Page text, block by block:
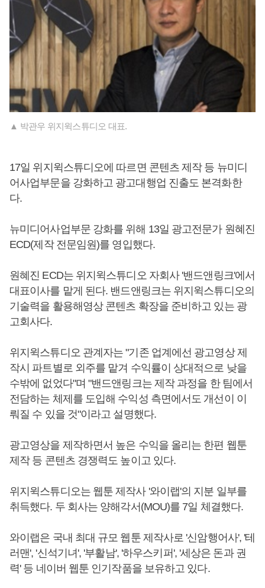
▲ 박관우 위지윅스튜디오 대표.
17일 위지윅스튜디오에 따르면 콘텐츠 제작 등 뉴미디
어사업부문을 강화하고 광고대행업 진출도 본격화한
다.
뉴미디어사업부문 강화를 위해 13일 광고전문가 원혜진
ECD(제작 전문임원)를 영입했다.
원혜진 ECD는 위지윅스튜디오 자회사 '밴드앤링크'에서
대표이사를 맡게 된다. 밴드앤링크는 위지윅스튜디오의
기술력을 활용해영상 콘텐츠 확장을 준비하고 있는 광
고회사다.
위지윅스튜디오 관계자는 "기존 업계에선 광고영상 제
작시 파트별로 외주를 맡겨 수익률이 상대적으로 낮을
수밖에 없었다"며 "밴드앤링크는 제작 과정을 한 팀에서
전담하는 체제를 도입해 수익성 측면에서도 개선이 이
뤄질 수 있을 것"이라고 설명했다.
광고영상을 제작하면서 높은 수익을 올리는 한편 웹툰
제작 등 콘텐츠 경쟁력도 높이고 있다.
위지윅스튜디오는 웹툰 제작사 '와이랩'의 지분 일부를
취득했다. 두 회사는 양해각서(MOU)를 7일 체결했다.
와이랩은 국내 최대 규모 웹툰 제작사로 '신암행어사', '테
러맨', '신석기녀', '부활남', '하우스키퍼', '세상은 돈과 권
력' 등 네이버 웹툰 인기작품을 보유하고 있다.